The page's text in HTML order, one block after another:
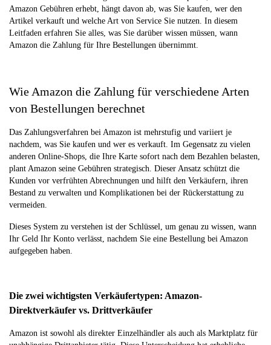
Amazon Gebühren erhebt, hängt davon ab, was Sie kaufen, wer den
Artikel verkauft und welche Art von Service Sie nutzen. In diesem
Leitfaden erfahren Sie alles, was Sie darüber wissen müssen, wann
Amazon die Zahlung für Ihre Bestellungen übernimmt.
Wie Amazon die Zahlung für verschiedene Arten
von Bestellungen berechnet
Das Zahlungsverfahren bei Amazon ist mehrstufig und variiert je
nachdem, was Sie kaufen und wer es verkauft. Im Gegensatz zu vielen
anderen Online-Shops, die Ihre Karte sofort nach dem Bezahlen belasten,
plant Amazon seine Gebühren strategisch. Dieser Ansatz schützt die
Kunden vor verfrühten Abrechnungen und hilft den Verkäufern, ihren
Bestand zu verwalten und Komplikationen bei der Rückerstattung zu
vermeiden.
Dieses System zu verstehen ist der Schlüssel, um genau zu wissen, wann
Ihr Geld Ihr Konto verlässt, nachdem Sie eine Bestellung bei Amazon
aufgegeben haben.
Die zwei wichtigsten Verkäufertypen: Amazon-
Direktverkäufer vs. Drittverkäufer
Amazon ist sowohl als direkter Einzelhändler als auch als Marktplatz für